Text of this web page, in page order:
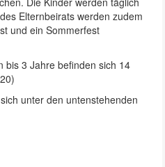
Elternbeirats werden zudem
und ein Sommerfest
bis 3 Jahre befinden sich 14
unter den untenstehenden